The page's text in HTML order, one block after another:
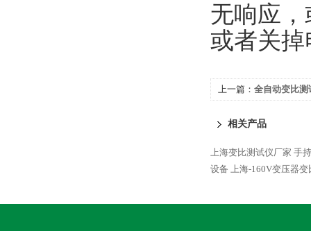
无响应
或者关
上一篇： 全自动变比测
相关产品
上海变比测试仪厂家 手
设备 上海-160V变压器变